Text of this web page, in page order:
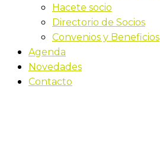
Hacete socio
Directorio de Socios
Convenios y Beneficios
Agenda
Novedades
Contacto